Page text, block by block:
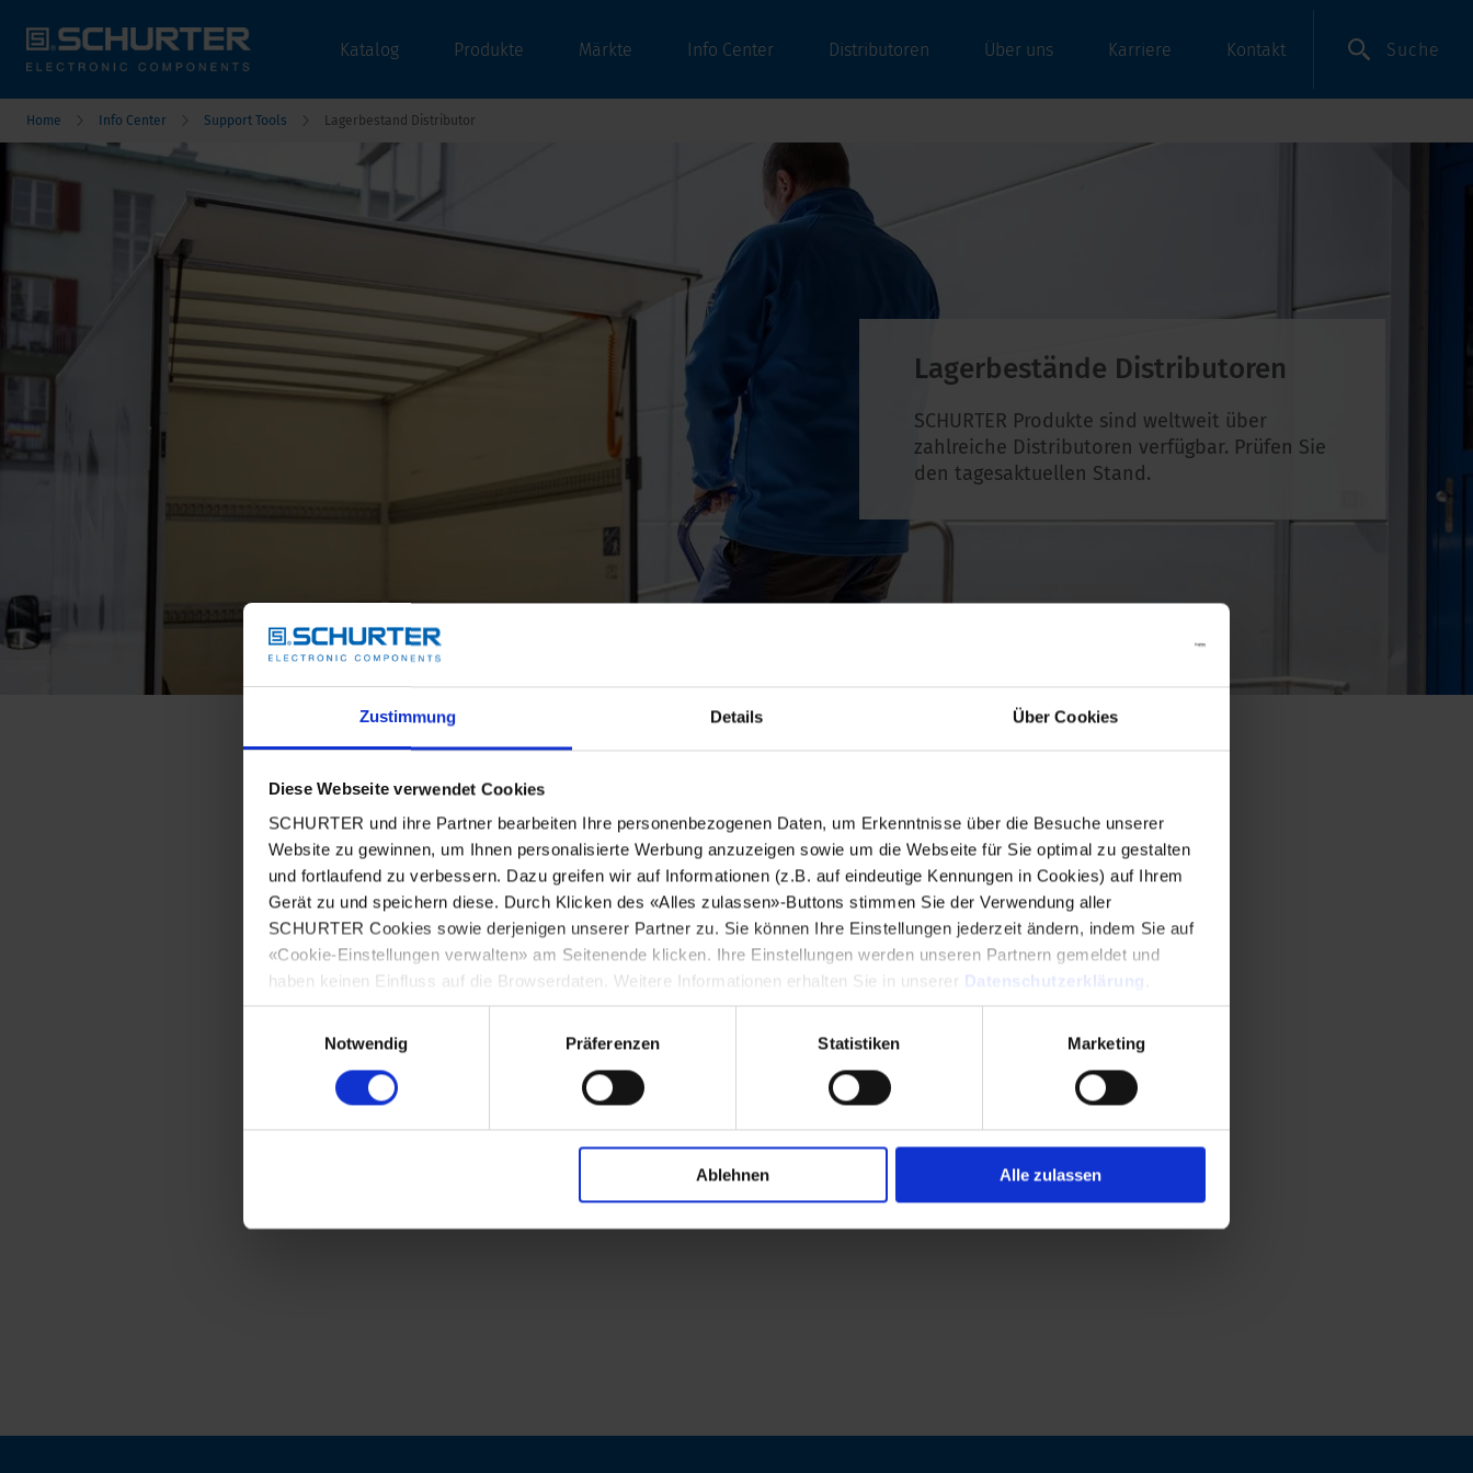
Zustimmung Details Über Cookies
Diese Webseite verwendet Cookies
SCHURTER und ihre Partner bearbeiten Ihre personenbezogenen Daten, um Erkenntnisse über die Besuche unserer
Website zu gewinnen, um Ihnen personalisierte Werbung anzuzeigen sowie um die Webseite für Sie optimal zu gestalten
und fortlaufend zu verbessern. Dazu greifen wir auf Informationen (z.B. auf eindeutige Kennungen in Cookies) auf Ihrem
Gerät zu und speichern diese. Durch Klicken des «Alles zulassen»-Buttons stimmen Sie der Verwendung aller
SCHURTER Cookies sowie derjenigen unserer Partner zu. Sie können Ihre Einstellungen jederzeit ändern, indem Sie auf
«Cookie-Einstellungen verwalten» am Seitenende klicken. Ihre Einstellungen werden unseren Partnern gemeldet und
haben keinen Einfluss auf die Browserdaten. Weitere Informationen erhalten Sie in unserer
Datenschutzerklärung
Notwendig
Präferenzen Statistiken Marketing
Ablehnen Alle zulassen
Katalog Produkte Märkte Info Center Distributoren Über uns Karriere Kontakt Suche
Home Info Center Support Tools Lagerbestand Distributor
Lagerbestände Distributoren
SCHURTER Produkte sind weltweit über
zahlreiche Distributoren verfügbar. Prüfen Sie
den tagesaktuellen Stand.